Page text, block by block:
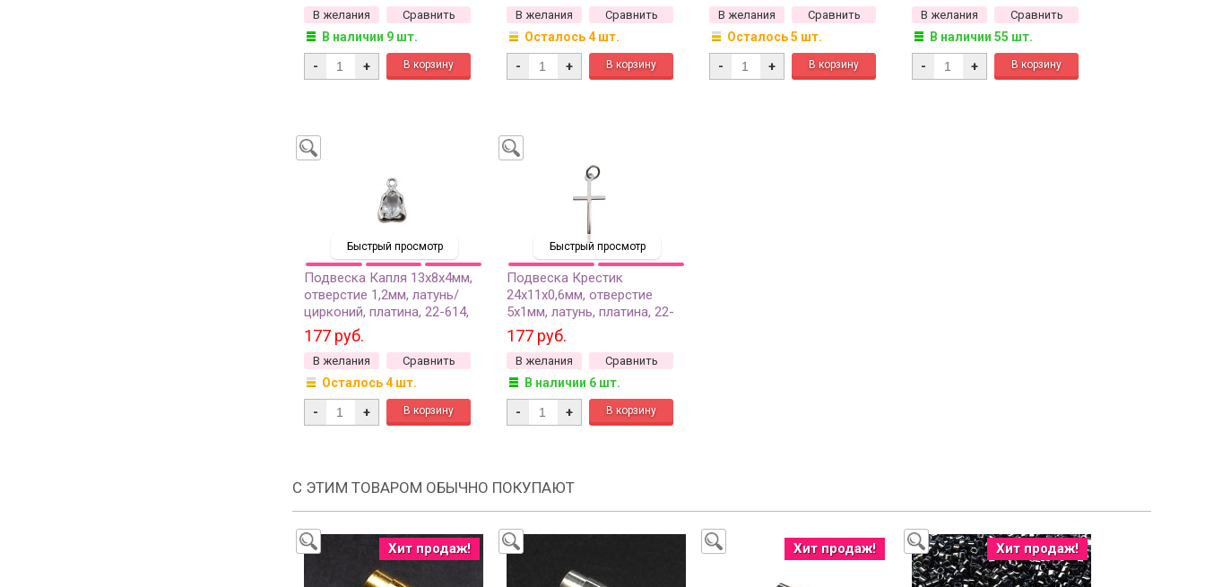
В желания Сравнить
В наличии 9 шт.
- +
В желания Сравнить
Осталось 4 шт.
- +
В желания Сравнить
Осталось 5 шт.
- +
В желания Сравнить
В наличии 55 шт.
- +
Быстрый просмотр
Подвеска Капля 13х8х4мм,
отверстие 1,2мм, латунь/
цирконий, платина, 22-614,
1шт
177 руб.
В желания Сравнить
Осталось 4 шт.
- +
Быстрый просмотр
Подвеска Крестик
24х11х0,6мм, отверстие
5х1мм, латунь, платина, 22-
663, 1шт
177 руб.
В желания Сравнить
В наличии 6 шт.
- +
С ЭТИМ ТОВАРОМ ОБЫЧНО ПОКУПАЮТ
Хит продаж! Хит продаж! Хит продаж!